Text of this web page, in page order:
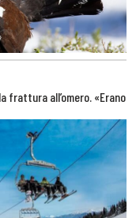
frattura all’omero. «Erano